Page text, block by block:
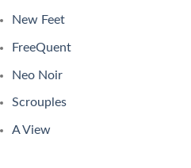
New Feet
FreeQuent
Neo Noir
Scrouples
A View